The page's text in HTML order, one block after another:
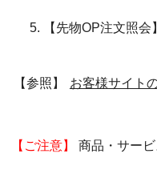
【先物OP注文照
【参照】 お客様サイト
【ご注意】 商品・サー